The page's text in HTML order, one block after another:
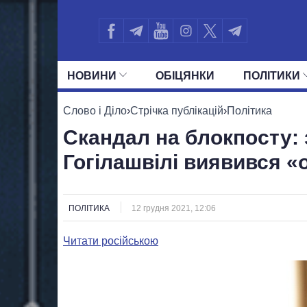
НОВИНИ ОБIЦЯНКИ ПОЛIТИКИ
УСІ ПОЛІТИКИ ПРЕЗИДЕНТ І ОФІС
Слово і Діло›Стрічка публікацій›Політика
Скандал на
Гогілашвілі виявився
ПОЛІТИКА 12 грудня 2021, 12:06
Читати російською